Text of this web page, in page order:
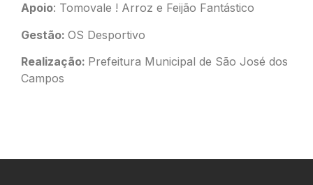
Apoio: Tomovale ! Arroz e Feijão Fantástico
Gestão: OS Desportivo
Realização: Prefeitura Municipal de São José dos
Campos